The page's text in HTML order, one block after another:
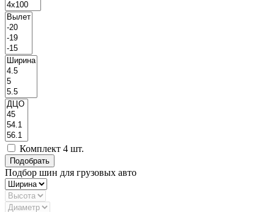
Комплект 4 шт.
Подбор шин для грузовых авто